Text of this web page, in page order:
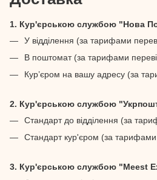
1. Кур'єрською службою "Нова
У відділення (за тарифами
В поштомат (за тарифами
Кур’єром на вашу адресу (за
2. Кур'єрською службою
Стандарт до відділення (за
Стандарт кур'єром (за тарифами
3. Кур'єрською службою "Meest